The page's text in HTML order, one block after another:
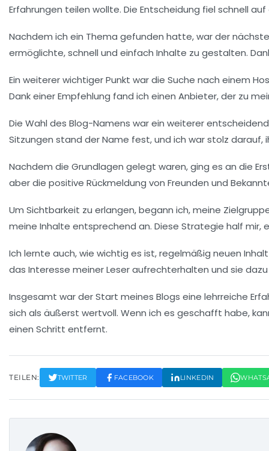
Erfahrungen teilen wollte. Die Entscheidung fiel schnell
Nachdem ich ein Thema gefunden hatte, war der
ermöglichte, schnell und einfach Inhalte zu gestalten.
Ein weiterer wichtiger Punkt war die Suche nach einem
Dank einer Empfehlung fand ich einen Anbieter, der zu
Die Wahl des Blog-Namens war ein weiterer
Sitzungen stand der Name fest, und ich war stolz darauf,
Nachdem die Grundlagen gelegt waren, ging es an die
aber die positive Rückmeldung von Freunden und
Um Sichtbarkeit zu erlangen, begann ich, meine
meine Inhalte entsprechend an. Diese Strategie half mir,
Ich lernte auch, wie wichtig es ist, regelmäßig neuen
das Interesse meiner Leser aufrechterhalten und sie
Insgesamt war der Start meines Blogs eine lehrreiche
sich als äußerst wertvoll. Wenn ich es geschafft habe,
einen Schritt entfernt.
TEILEN: TWITTER FACEBOOK LINKEDIN